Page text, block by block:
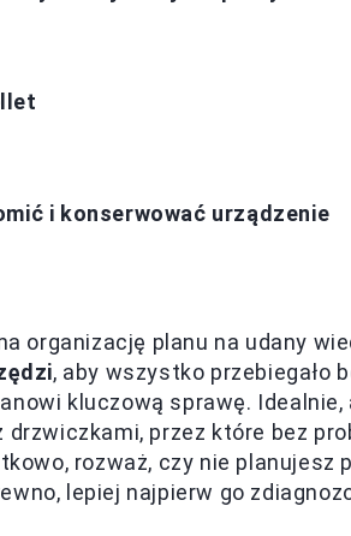
i konserwować urządzenie
organizację planu na udany
, aby wszystko przebiegało
kluczową sprawę. Idealnie,
przez które bez
rozważ, czy nie planujesz
lepiej najpierw go